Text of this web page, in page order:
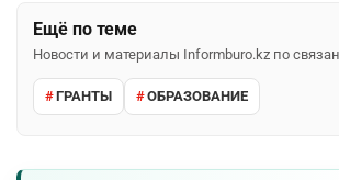
Ещё по теме
Новости и материалы Informburo.kz по
ГРАНТЫ ОБРАЗОВАНИЕ